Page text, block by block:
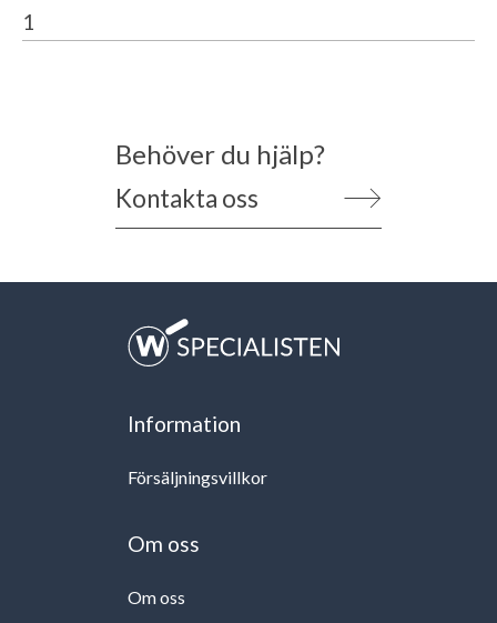
1
Behöver du hjälp?
Kontakta oss
Information
Försäljningsvillkor
Om oss
Om oss